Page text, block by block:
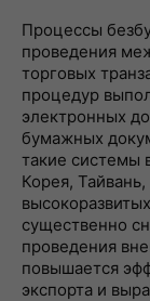
Процессы
проведения
торговых
процедур
электронных
бумажных
такие системы
Корея,
существенно
проведения
повышается
экспорта и